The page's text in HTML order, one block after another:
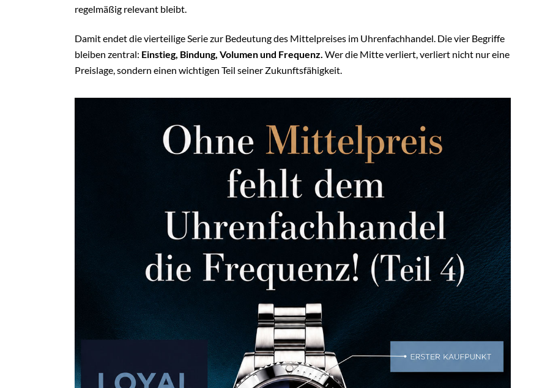
regelmäßig relevant bleibt.
Damit endet die vierteilige Serie zur Bedeutung des Mittelpreises im Uhrenfachhandel. Die vier Begriffe
bleiben zentral: Einstieg, Bindung, Volumen und Frequenz. Wer die Mitte verliert, verliert nicht nur eine
Preislage, sondern einen wichtigen Teil seiner Zukunftsfähigkeit.